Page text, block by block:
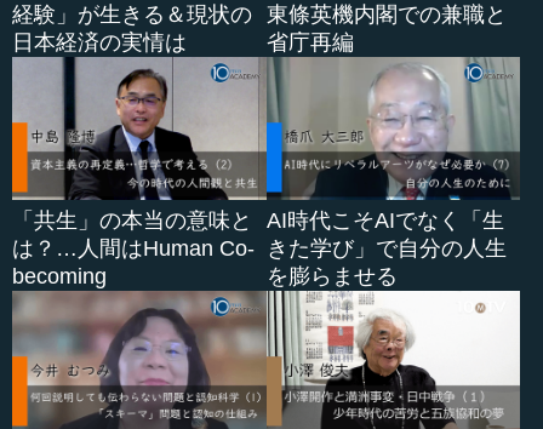
経験」が生きる＆現状の
日本経済の実情は
東條英機内閣での兼職と
省庁再編
「共生」の本当の意味と
は？…人間はHuman Co-
becoming
AI時代こそAIでなく「生
きた学び」で自分の人生
を膨らませる